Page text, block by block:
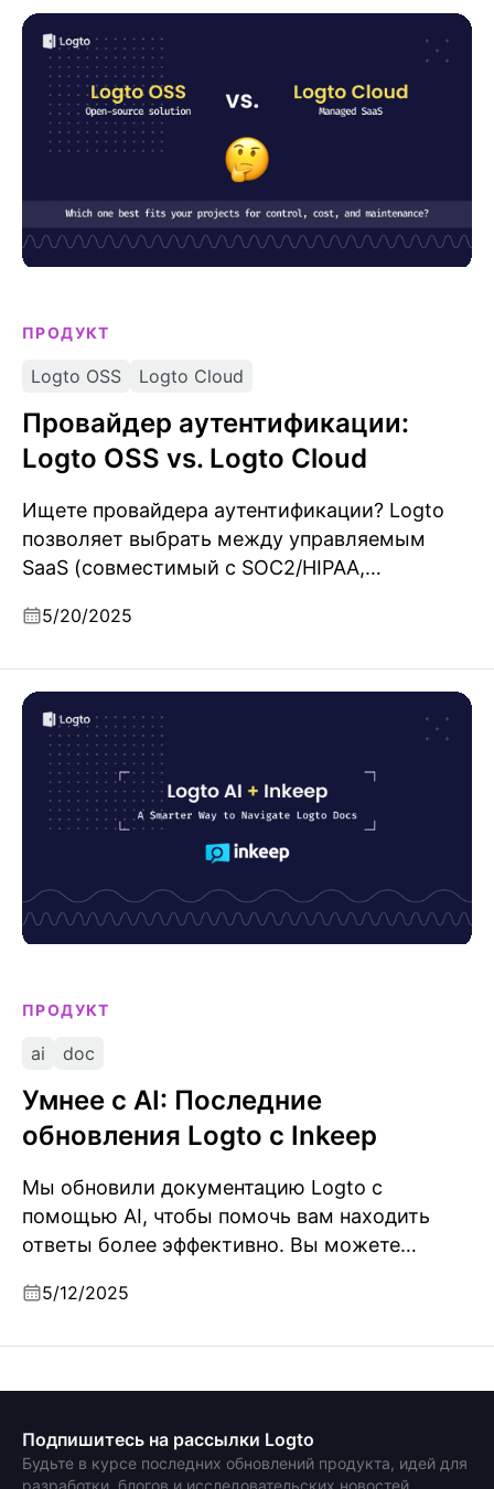
несколькими идентификаторами, MFA и
CAPTCHA.
ПРОДУКТ
Logto OSS Logto Cloud
Провайдер аутентификации:
Logto OSS vs. Logto Cloud
Ищете провайдера аутентификации? Logto
позволяет выбрать между управляемым
SaaS (совместимый с SOC2/HIPAA,
самоуправляемым open-source решением.
5/20/2025
Провайдер аутентификации: Logto OSS vs. Logto
Cloud
ПРОДУКТ
ai doc
Умнее с AI: Последние
обновления Logto с Inkeep
Мы обновили документацию Logto с
помощью AI, чтобы помочь вам находить
ответы более эффективно. Вы можете
включая наш сайт документации, Logto Cloud
5/12/2025
Умнее с AI: Последние обновления Logto с Inkeep
Подпишитесь на рассылки Logto
Будьте в курсе последних обновлений продукта, идей для